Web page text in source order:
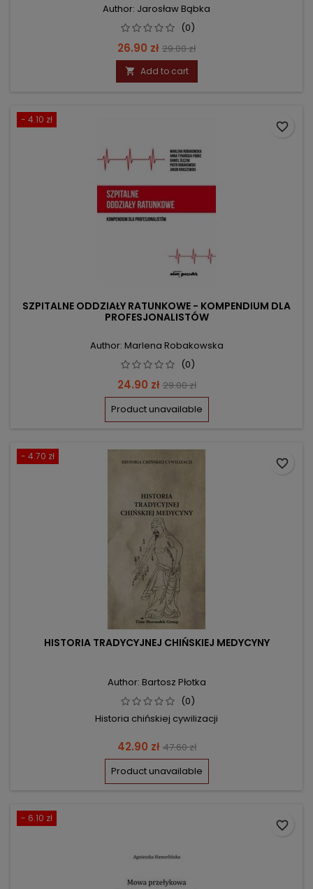
Author: Jarosław Bąbka
(0)
Price
26.90 zł Regular
price
29.00 zł
 Add to cart
- 4.10 zł
SZPITALNE ODDZIAŁY RATUNKOWE - KOMPENDIUM DLA
PROFESJONALISTÓW
Author: Marlena Robakowska
(0)
Price
24.90 zł Regular
price
29.00 zł
Product unavailable
favorite_border
- 4.70 zł
HISTORIA TRADYCYJNEJ CHIŃSKIEJ MEDYCYNY
Author: Bartosz Płotka
(0)
Historia chińskiej cywilizacji
Price
42.90 zł Regular
price
47.60 zł
Product unavailable
favorite_border
- 6.10 zł
favorite_border